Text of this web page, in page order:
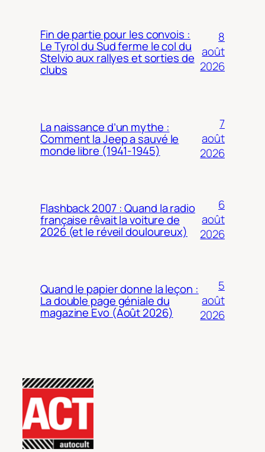
Fin de partie pour les convois :
Le Tyrol du Sud ferme le col du
Stelvio aux rallyes et sorties de
clubs
8
août
2026
La naissance d’un mythe :
Comment la Jeep a sauvé le
monde libre (1941-1945)
7
août
2026
Flashback 2007 : Quand la radio
française rêvait la voiture de
2026 (et le réveil douloureux)
6
août
2026
Quand le papier donne la leçon :
La double page géniale du
magazine Evo (Août 2026)
5
août
2026